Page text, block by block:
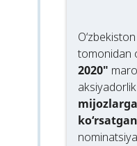
tomonidan
2020"